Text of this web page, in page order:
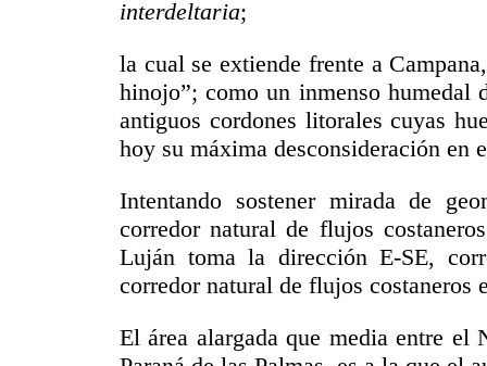
interdeltaria;
la cual se extiende frente a
hinojo”; como un inmenso humedal
antiguos cordones litorales cuyas
hoy su máxima desconsideración
Intentando sostener mirada de
corredor natural de flujos
Luján toma la dirección E-SE,
corredor natural de flujos costaneros
El área alargada que media entre